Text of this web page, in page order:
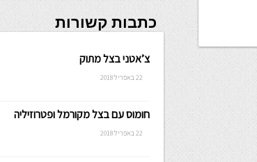
כתבות קשורות
צ’אטני בצל מתוק
22 באפריל 2018
חומוס עם בצל מקורמל ופטרוזיליה
22 באפריל 2018